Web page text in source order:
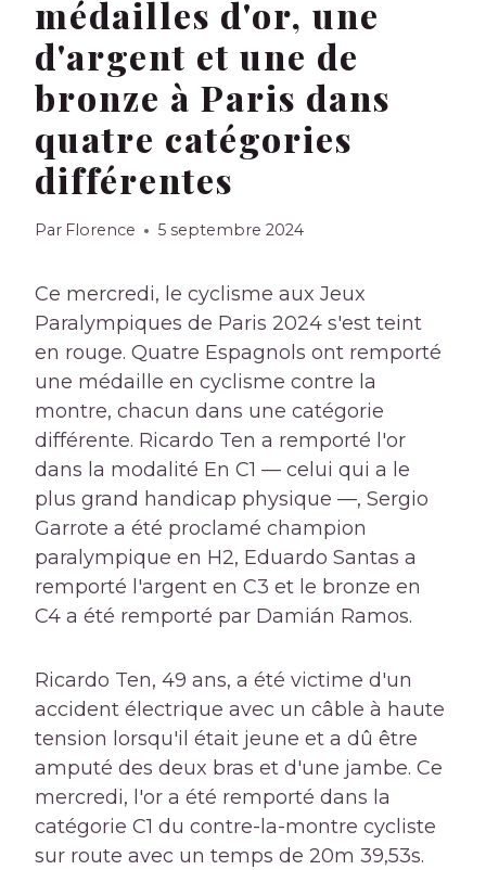
médailles d'or, une
d'argent et une de
bronze à Paris dans
quatre catégories
différentes
Par Florence 5 septembre 2024
Ce mercredi, le cyclisme aux Jeux
Paralympiques de Paris 2024 s'est teint
en rouge. Quatre Espagnols ont remporté
une médaille en cyclisme contre la
montre, chacun dans une catégorie
différente. Ricardo Ten a remporté l'or
dans la modalité En C1 — celui qui a le
plus grand handicap physique —, Sergio
Garrote a été proclamé champion
paralympique en H2, Eduardo Santas a
remporté l'argent en C3 et le bronze en
C4 a été remporté par Damián Ramos.
Ricardo Ten, 49 ans, a été victime d'un
accident électrique avec un câble à haute
tension lorsqu'il était jeune et a dû être
amputé des deux bras et d'une jambe. Ce
mercredi, l'or a été remporté dans la
catégorie C1 du contre-la-montre cycliste
sur route avec un temps de 20m 39,53s.